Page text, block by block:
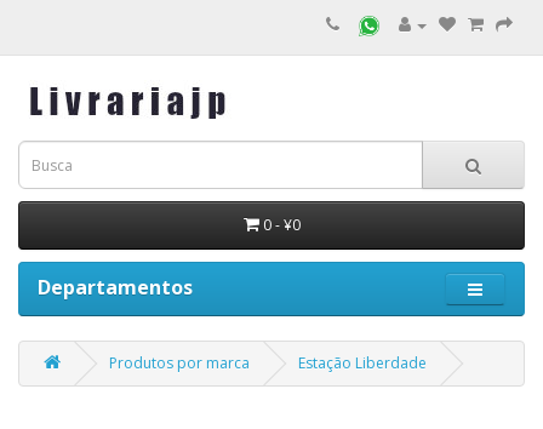
0 - ¥0
Departamentos
Produtos por marca Estação Liberdade